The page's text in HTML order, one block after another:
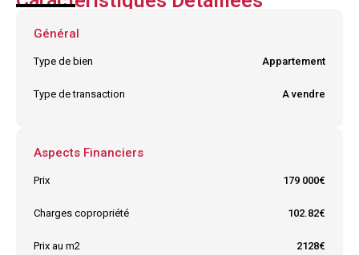
Général
Type de bien Appartement
Type de transaction A vendre
Aspects Financiers
Prix 179 000€
Charges copropriété 102.82€
Prix au m2 2128€